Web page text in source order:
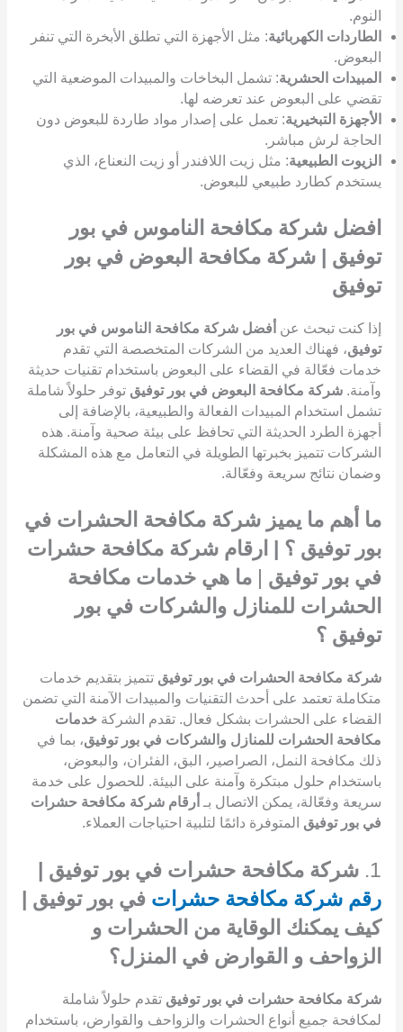
النوم.
الطاردات الكهربائية: مثل الأجهزة التي تطلق الأبخرة التي تنفر
البعوض.
المبيدات الحشرية: تشمل البخاخات والمبيدات الموضعية التي
تقضي على البعوض عند تعرضه لها.
الأجهزة التبخيرية: تعمل على إصدار مواد طاردة للبعوض دون
الحاجة لرش مباشر.
الزيوت الطبيعية: مثل زيت اللافندر أو زيت النعناع، الذي
يستخدم كطارد طبيعي للبعوض.
افضل شركة مكافحة الناموس في بور
توفيق | شركة مكافحة البعوض في بور
توفيق
إذا كنت تبحث عن أفضل شركة مكافحة الناموس في بور
توفيق، فهناك العديد من الشركات المتخصصة التي تقدم
خدمات فعّالة في القضاء على البعوض باستخدام تقنيات حديثة
وآمنة. شركة مكافحة البعوض في بور توفيق توفر حلولاً شاملة
تشمل استخدام المبيدات الفعالة والطبيعية، بالإضافة إلى
أجهزة الطرد الحديثة التي تحافظ على بيئة صحية وآمنة. هذه
الشركات تتميز بخبرتها الطويلة في التعامل مع هذه المشكلة
وضمان نتائج سريعة وفعّالة.
ما أهم ما يميز شركة مكافحة الحشرات في
بور توفيق ؟ | ارقام شركة مكافحة حشرات
في بور توفيق
ما هي خدمات مكافحة
الحشرات للمنازل والشركات في بور
توفيق ؟
شركة مكافحة الحشرات في بور توفيق تتميز بتقديم خدمات
متكاملة تعتمد على أحدث التقنيات والمبيدات الآمنة التي تضمن
القضاء على الحشرات بشكل فعال. تقدم الشركة خدمات
مكافحة الحشرات للمنازل والشركات في بور توفيق، بما في
ذلك مكافحة النمل، الصراصير، البق، الفئران، والبعوض،
باستخدام حلول مبتكرة وآمنة على البيئة. للحصول على خدمة
سريعة وفعّالة، يمكن الاتصال بـ أرقام شركة مكافحة حشرات
في بور توفيق المتوفرة دائمًا لتلبية احتياجات العملاء.
1. شركة مكافحة حشرات في بور توفيق |
رقم شركة مكافحة حشرات في بور توفيق |
كيف يمكنك الوقاية من الحشرات و
الزواحف و القوارض في المنزل؟
شركة مكافحة حشرات في بور توفيق تقدم حلولاً شاملة
لمكافحة جميع أنواع الحشرات والزواحف والقوارض، باستخدام